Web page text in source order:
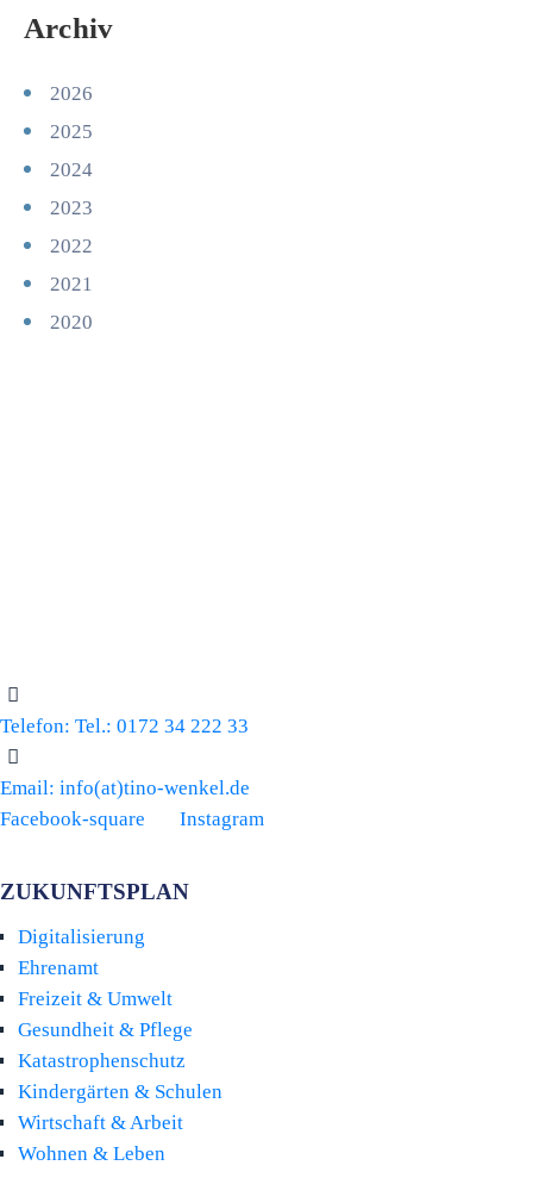
Archiv
2026
2025
2024
2023
2022
2021
2020
Telefon: Tel.: 0172 34 222 33
Email: info(at)tino-wenkel.de
Facebook-square
Instagram
ZUKUNFTSPLAN
Digitalisierung
Ehrenamt
Freizeit & Umwelt
Gesundheit & Pflege
Katastrophenschutz
Kindergärten & Schulen
Wirtschaft & Arbeit
Wohnen & Leben